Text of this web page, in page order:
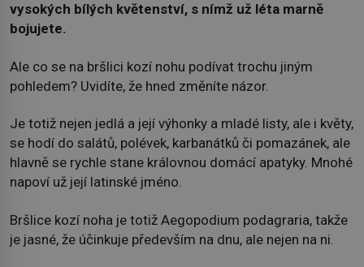
vysokých bílých květenství, s nímž už léta marně
bojujete.
Ale co se na bršlici kozí nohu podívat trochu jiným
pohledem? Uvidíte, že hned změníte názor.
Je totiž nejen jedlá a její výhonky a mladé listy, ale i květy,
se hodí do salátů, polévek, karbanátků či pomazánek, ale
hlavně se rychle stane královnou domácí apatyky. Mnohé
napoví už její latinské jméno.
Bršlice kozí noha je totiž Aegopodium podagraria, takže
je jasné, že účinkuje především na dnu, ale nejen na ni.